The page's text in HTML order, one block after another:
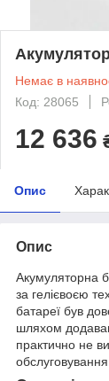
Немає в
Код: 28065
12 636
Опис
Опис
Акумуляторна
за гелієвоєю
батареї був
шляхом
практично не
обслуговування.